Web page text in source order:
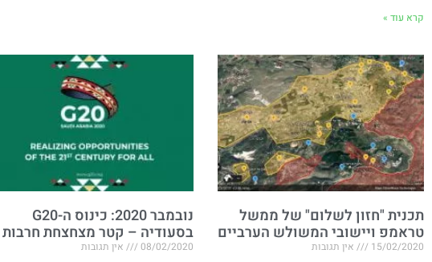
קרא עוד »
תכנית "חזון לשלום" של ממשל
טראמפ ויישובי המשולש הערביים​
15/02/2020 אין תגובות
נובמבר 2020: כינוס ה-G20
בסעודיה – קטר מצחצחת חרבות​
08/02/2020 אין תגובות